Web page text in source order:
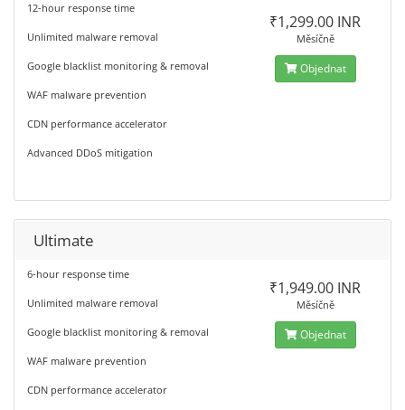
12-hour response time
Unlimited malware removal
Google blacklist monitoring & removal
WAF malware prevention
CDN performance accelerator
Advanced DDoS mitigation
₹1,299.00 INR
Měsíčně
Objednat
Ultimate
6-hour response time
Unlimited malware removal
Google blacklist monitoring & removal
WAF malware prevention
CDN performance accelerator
₹1,949.00 INR
Měsíčně
Objednat